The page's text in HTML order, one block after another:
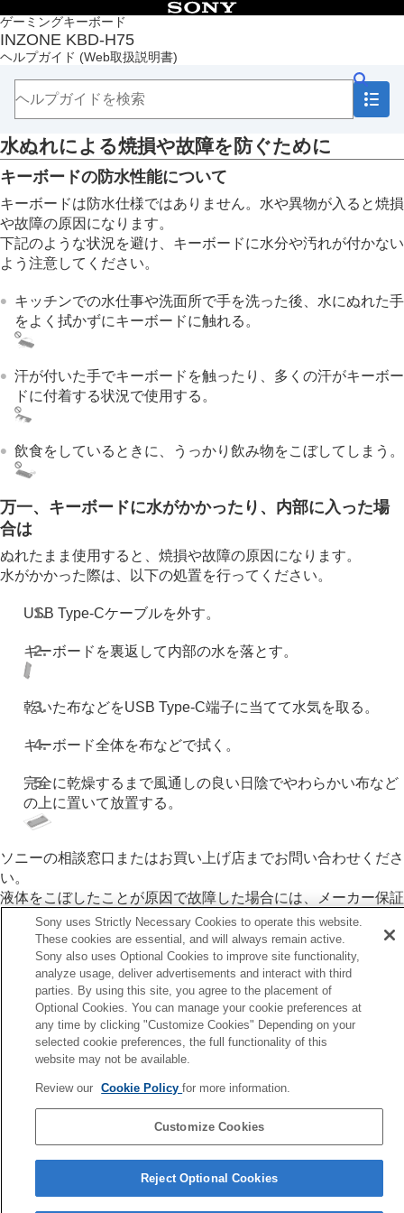
ゲーミングキーボード
INZONE KBD-H75
ヘルプガイド (Web取扱説明書)
目次
トップページ
準備する
キーボードのカスタマイズ
使用上のご注意
水ぬれによる焼損や故障を防ぐために
ライセンスについて
商標について
サポートホームページで調べる
困ったときは
主な仕様
水ぬれによる焼損や故障を防ぐために
キーボードの防水性能について
キーボードは防水仕様ではありません。水や異物が入ると焼損
や故障の原因になります。
下記のような状況を避け、キーボードに水分や汚れが付かない
よう注意してください。
キッチンでの水仕事や洗面所で手を洗った後、水にぬれた手
をよく拭かずにキーボードに触れる。
汗が付いた手でキーボードを触ったり、多くの汗がキーボー
ドに付着する状況で使用する。
飲食をしているときに、うっかり飲み物をこぼしてしまう。
万一、キーボードに水がかかったり、内部に入った場
合は
ぬれたまま使用すると、焼損や故障の原因になります。
水がかかった際は、以下の処置を行ってください。
USB Type-Cケーブルを外す。
キーボードを裏返して内部の水を落とす。
乾いた布などをUSB Type-C端子に当てて水気を取る。
キーボード全体を布などで拭く。
完全に乾燥するまで風通しの良い日陰でやわらかい布など
の上に置いて放置する。
ソニーの相談窓口またはお買い上げ店までお問い合わせくださ
い。
液体をこぼしたことが原因で故障した場合には、メーカー保証
期間内であっても有償で修理となります。
購入時に、ソニーストア、販売店の延長保証などに加入されて
いる方は、保証内容をご確認ください。
上のご注意
言語選択ページへ
Copyright 2025 Sony Corporation
Sony uses Strictly Necessary Cookies to operate this website.
These cookies are essential, and will always remain active.
Sony also uses Optional Cookies to improve site functionality,
analyze usage, deliver advertisements and interact with third
parties. By using this site, you agree to the placement of
Optional Cookies. You can manage your cookie preferences at
any time by clicking "Customize Cookies" Depending on your
selected cookie preferences, the full functionality of this
website may not be available.
Review our Cookie Policyfor more information.
Customize Cookies
Reject Optional Cookies